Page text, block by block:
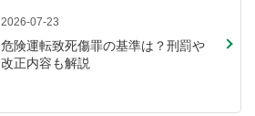
2026-07-23
危険運転致死傷罪の基準は？刑罰や
改正内容も解説